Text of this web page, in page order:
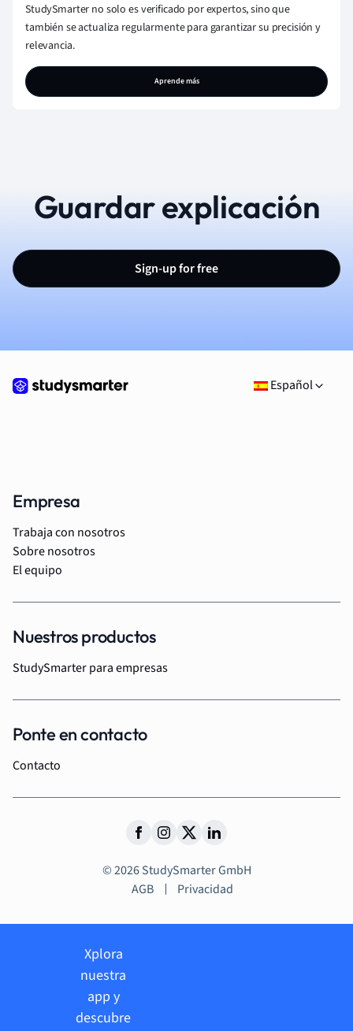
StudySmarter no solo es verificado por expertos, sino que
también se actualiza regularmente para garantizar su precisión y
relevancia.
Aprende más
Guardar explicación
Sign-up for free
Español
Empresa
Trabaja con nosotros
Sobre nosotros
El equipo
Nuestros productos
StudySmarter para empresas
Ponte en contacto
Contacto
© 2026 StudySmarter GmbH
AGB
Privacidad
Xplora
nuestra
app y
descubre